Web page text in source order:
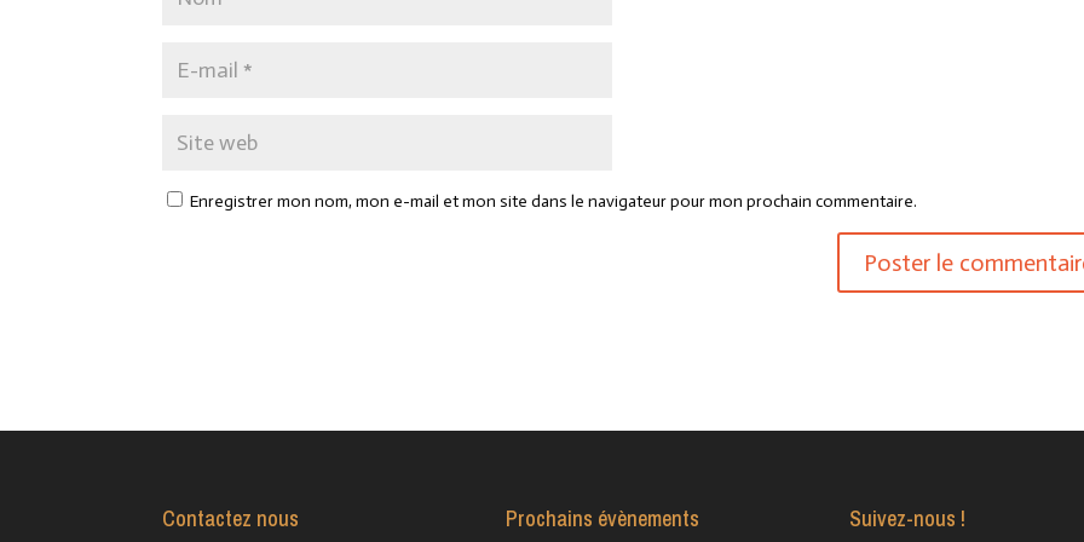
Enregistrer mon nom, mon e-mail et mon site dans le navigateur pour mon prochain commentaire.
Contactez nous
Prochains évènements
Suivez-nous !